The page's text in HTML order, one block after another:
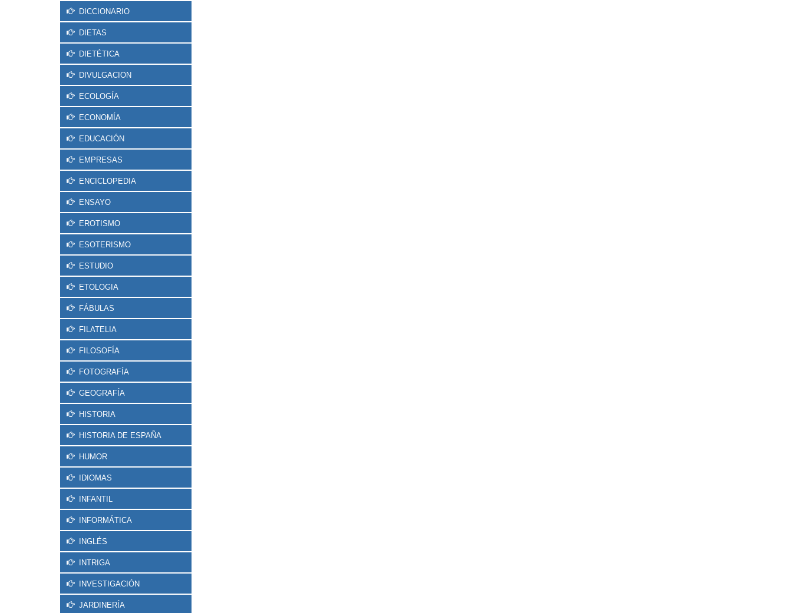
DICCIONARIO
DIETAS
DIETÉTICA
DIVULGACION
ECOLOGÍA
ECONOMÍA
EDUCACIÓN
EMPRESAS
ENCICLOPEDIA
ENSAYO
EROTISMO
ESOTERISMO
ESTUDIO
ETOLOGIA
FÁBULAS
FILATELIA
FILOSOFÍA
FOTOGRAFÍA
GEOGRAFÍA
HISTORIA
HISTORIA DE ESPAÑA
HUMOR
IDIOMAS
INFANTIL
INFORMÁTICA
INGLÉS
INTRIGA
INVESTIGACIÓN
JARDINERÍA